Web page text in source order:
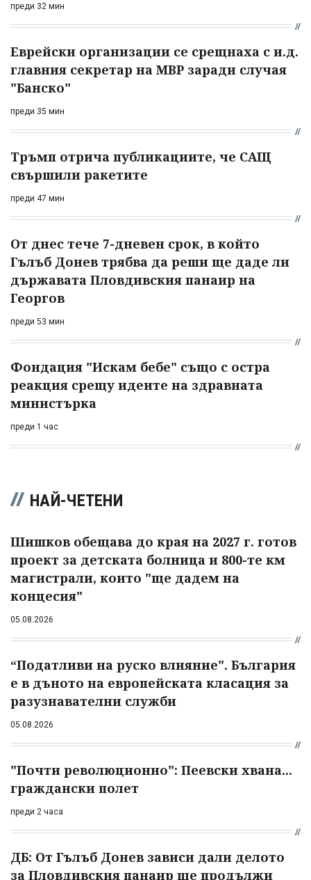
преди 32 мин
Еврейски организации се срещнаха с и.д.
главния секретар на МВР заради случая
"Банско"
преди 35 мин
Тръмп отрича публикациите, че САЩ
свършили ракетите
преди 47 мин
От днес тече 7-дневен срок, в който
Гълъб Донев трябва да реши ще даде ли
държавата Пловдивския панаир на
Георгов
преди 53 мин
Фондация "Искам бебе" също с остра
реакция срещу идеите на здравната
министърка
преди 1 час
НАЙ-ЧЕТЕНИ
Шишков обещава до края на 2027 г. готов
проект за детската болница и 800-те км
магистрали, които "ще дадем на
концесия"
05.08.2026
“Податливи на руско влияние". България
е в дъното на европейската класация за
разузнавателни служби
05.08.2026
"Почти революционно": Пеевски хвана...
граждански полет
преди 2 часа
ДБ: От Гълъб Донев зависи дали делото
за Пловдивския панаир ще продължи